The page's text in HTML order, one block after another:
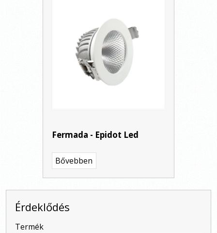
Fermada - Epidot Led
Bővebben
Érdeklődés
Termék